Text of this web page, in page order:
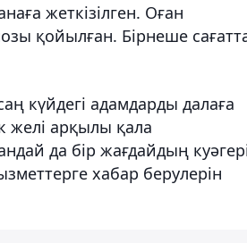
жеткізілген. Оған
қойылған. Бірнеше
күйдегі адамдарды далаға
желі арқылы қала
да бір жағдайдың
хабар берулерін